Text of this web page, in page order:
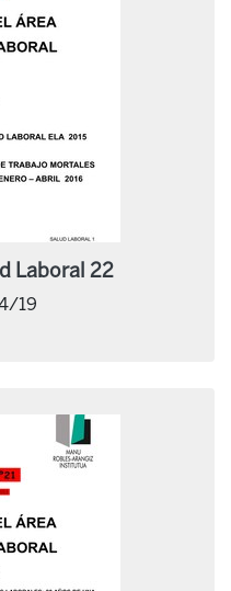
Laboral 22
19